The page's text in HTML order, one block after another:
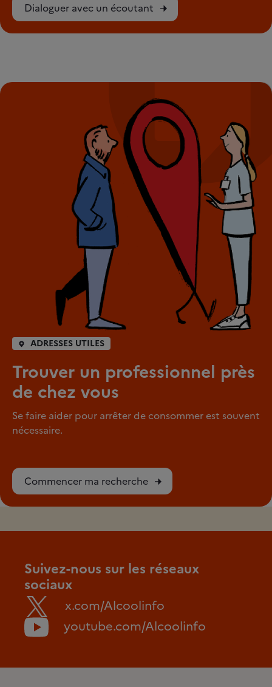
Dialoguer avec un écoutant
ADRESSES UTILES
Trouver un professionnel près
de chez vous
Se faire aider pour arrêter de consommer est souvent
nécessaire.
Commencer ma recherche
Suivez-nous sur les réseaux
sociaux
x.com/Alcoolinfo
youtube.com/Alcoolinfo